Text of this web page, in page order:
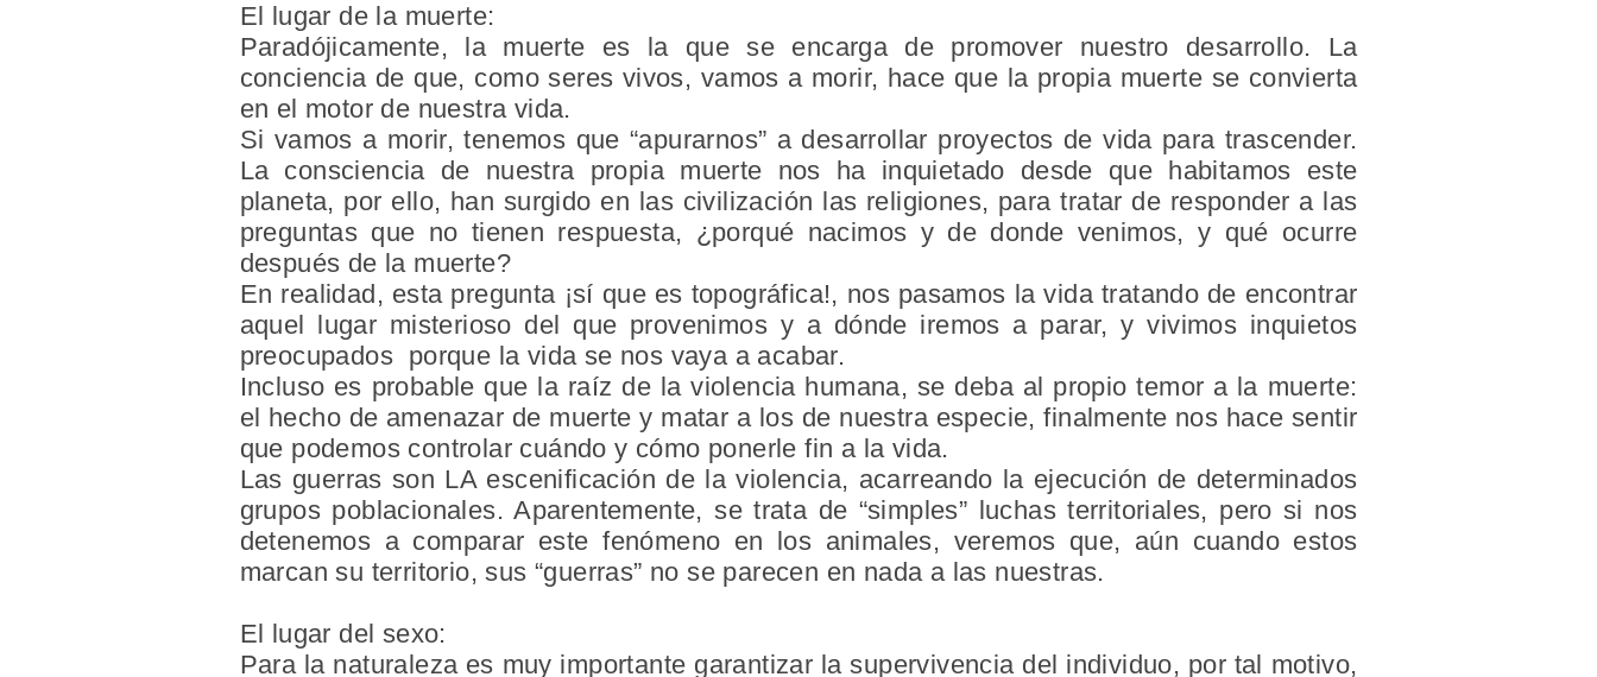
El lugar de la muerte:
Paradójicamente, la muerte es la que se encarga de promover nuestro desarrollo. La
conciencia de que, como seres vivos, vamos a morir, hace que la propia muerte se convierta
en el motor de nuestra vida.
Si vamos a morir, tenemos que “apurarnos” a desarrollar proyectos de vida para trascender.
La consciencia de nuestra propia muerte nos ha inquietado desde que habitamos este
planeta, por ello, han surgido en las civilización las religiones, para tratar de responder a las
preguntas que no tienen respuesta, ¿porqué nacimos y de donde venimos, y qué ocurre
después de la muerte?
En realidad, esta pregunta ¡sí que es topográfica!, nos pasamos la vida tratando de encontrar
aquel lugar misterioso del que provenimos y a dónde iremos a parar, y vivimos inquietos
preocupados porque la vida se nos vaya a acabar.
Incluso es probable que la raíz de la violencia humana, se deba al propio temor a la muerte:
el hecho de amenazar de muerte y matar a los de nuestra especie, finalmente nos hace sentir
que podemos controlar cuándo y cómo ponerle fin a la vida.
Las guerras son LA escenificación de la violencia, acarreando la ejecución de determinados
grupos poblacionales. Aparentemente, se trata de “simples” luchas territoriales, pero si nos
detenemos a comparar este fenómeno en los animales, veremos que, aún cuando estos
marcan su territorio, sus “guerras” no se parecen en nada a las nuestras.
El lugar del sexo:
Para la naturaleza es muy importante garantizar la supervivencia del individuo, por tal motivo,